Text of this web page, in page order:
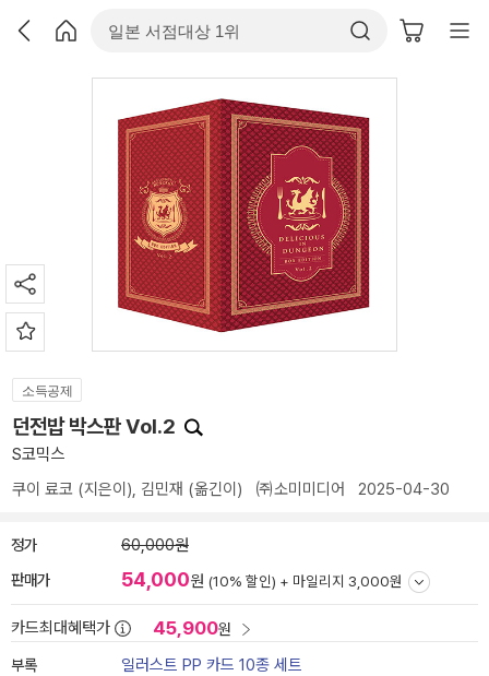
소득공제
던전밥 박스판 Vol.2
S코믹스
쿠이 료코 (지은이), 김민재 (옮긴이) ㈜소미미디어 2025-04-30
정가 60,000원
판매가 54,000원 (10% 할인) + 마일리지 3,000원
카드최대혜택가 45,900원
부록 일러스트 PP 카드 10종 세트